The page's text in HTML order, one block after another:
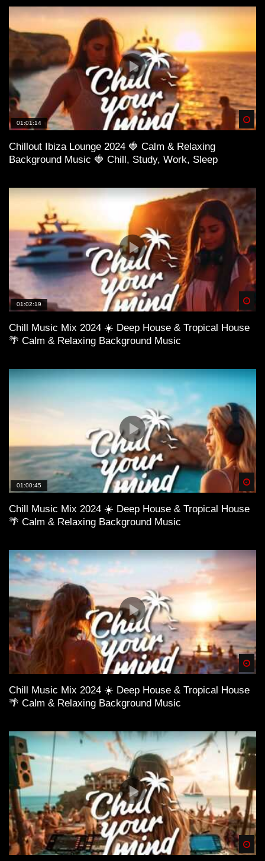
01:01:14
Chillout Ibiza Lounge 2024 🍓 Calm & Relaxing
Background Music 🍓 Chill, Study, Work, Sleep
01:02:19
Chill Music Mix 2024 ☀️ Deep House & Tropical House
🌴 Calm & Relaxing Background Music
01:00:45
Chill Music Mix 2024 ☀️ Deep House & Tropical House
🌴 Calm & Relaxing Background Music
Chill Music Mix 2024 ☀️ Deep House & Tropical House
🌴 Calm & Relaxing Background Music